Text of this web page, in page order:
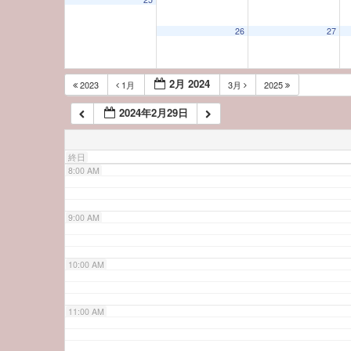
26 27
2023 1月 2月 2024 3月 2025
2024年2月29日
終日
6:00 AM
7:00 AM
8:00 AM
9:00 AM
10:00 AM
11:00 AM